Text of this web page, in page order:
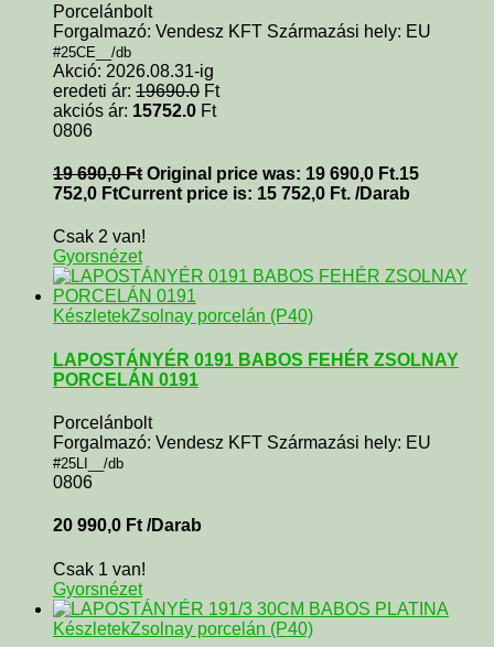
Porcelánbolt
Forgalmazó: Vendesz KFT Származási hely: EU
#25CE__/db
Akció: 2026.08.31-ig
eredeti ár: 19690.0 Ft
akciós ár: 15752.0 Ft
0806
19 690,0Ft Original price was: 19 690,0 Ft.15
752,0 FtCurrent price is: 15 752,0 Ft. /Darab
Csak 2 van!
Gyorsnézet
KészletekZsolnay porcelán (P40)
LAPOSTÁNYÉR 0191 BABOS FEHÉR ZSOLNAY
PORCELÁN 0191
Porcelánbolt
Forgalmazó: Vendesz KFT Származási hely: EU
#25LI__/db
0806
20 990,0 Ft /Darab
Csak 1 van!
Gyorsnézet
KészletekZsolnay porcelán (P40)